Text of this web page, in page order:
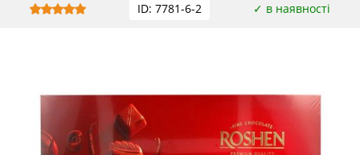
ID: 7781-6-2 ✓ в наявності